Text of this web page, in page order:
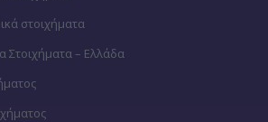
στοιχήματα
Στοιχήματα – Ελλάδα